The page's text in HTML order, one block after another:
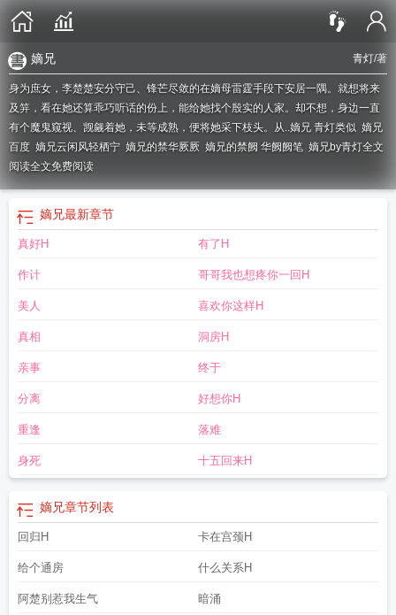
青灯/著
嫡兄
身为庶女，李楚楚安分守己、锋芒尽敛的在嫡母雷霆手段下安居一隅。就想将来
及笄，看在她还算乖巧听话的份上，能给她找个殷实的人家。却不想，身边一直
有个魔鬼窥视、觊觎着她，未等成熟，便将她采下枝头。从..嫡兄 青灯类似 嫡兄
百度 嫡兄云闲风轻栖宁 嫡兄的禁华厥厥 嫡兄的禁阙 华阙阙笔 嫡兄by青灯全文
阅读全文免费阅读
嫡兄最新章节
真好H 有了H
作计 哥哥我也想疼你一回H
美人 喜欢你这样H
真相 洞房H
亲事 终于
分离 好想你H
重逢 落难
身死 十五回来H
嫡兄章节列表
回归H 卡在宫颈H
给个通房 什么关系H
阿楚别惹我生气 暗涌